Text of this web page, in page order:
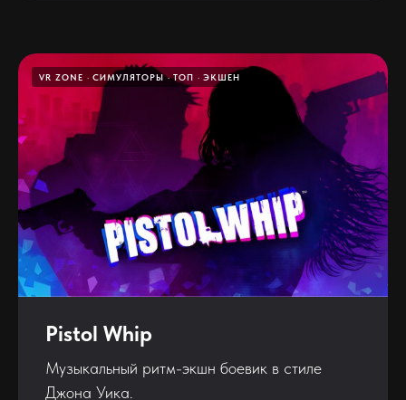
VR ZONE СИМУЛЯТОРЫ ТОП ЭКШЕН
Pistol Whip
Музыкальный ритм-экшн боевик в стиле
Джона Уика.